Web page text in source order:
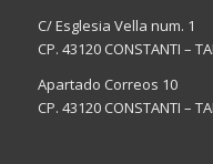
C/ Esglesia Vella num. 1
CP. 43120 CONSTANTI –
Apartado Correos 10
CP. 43120 CONSTANTI –